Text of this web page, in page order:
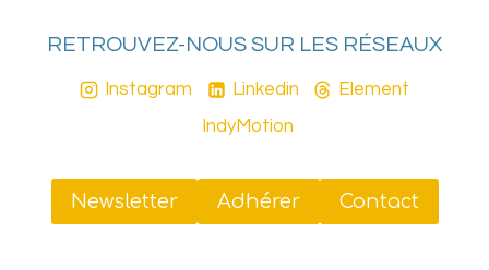
RETROUVEZ-NOUS SUR LES RÉSEAUX
Instagram Linkedin
Element
IndyMotion
Newsletter Adhérer Contact